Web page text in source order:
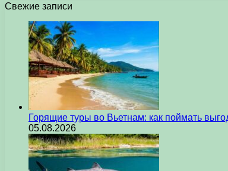
Свежие записи
Горящие туры во Вьетнам: как поймать
05.08.2026